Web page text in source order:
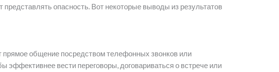
представлять опасность. Вот некоторые выводы из результатов
общение посредством телефонных звонков или
эффективнее вести переговоры, договариваться о встрече или